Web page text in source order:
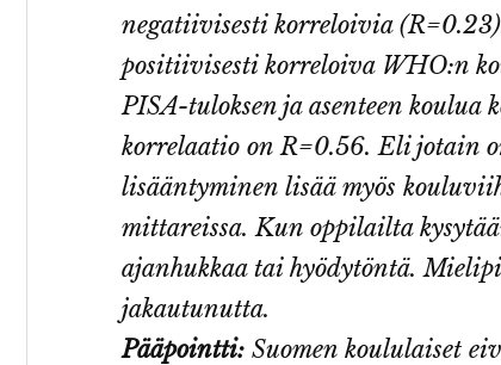
negatiivisesti korreloivia
positiivisesti korreloiva WHO:n
PISA-tuloksen ja asenteen
korrelaatio on R=0.56. Eli jotain
lisääntyminen lisää myös
mittareissa. Kun oppilailta
ajanhukkaa tai hyödytöntä.
jakautunutta.
Pääpointti: Suomen koululaiset